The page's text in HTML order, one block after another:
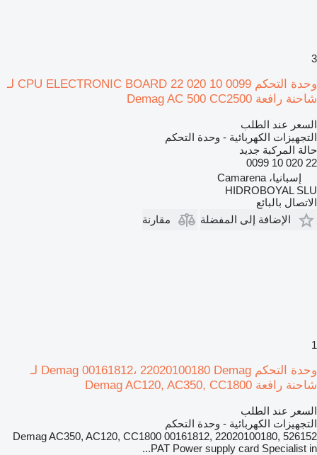
3
وحدة التحكم CPU ELECTRONIC BOARD 22 020 10 0099 لـ
شاحنة رافعة Demag AC 500 CC2500
السعر عند الطلب
التجهيزات الكهربائية - وحدة التحكم
حالة المركبة جديد
22 020 10 0099
إسبانيا، Camarena
HIDROBOYAL SLU
الاتصال بالبائع
الإضافة إلى المفضلة
مقارنة
1
وحدة التحكم Demag 00161812، 22020100180 Demag لـ
شاحنة رافعة Demag AC120, AC350, CC1800
السعر عند الطلب
التجهيزات الكهربائية - وحدة التحكم
Demag AC350, AC120, CC1800 00161812, 22020100180, 526152
PAT Power supply card Specialist in...